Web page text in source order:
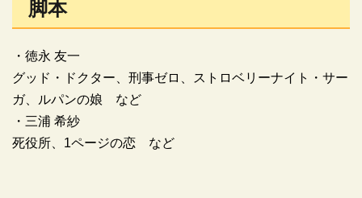
脚本
・徳永 友一
グッド・ドクター、刑事ゼロ、ストロベリーナイト・サー
ガ、ルパンの娘 など
・三浦 希紗
死役所、1ページの恋 など